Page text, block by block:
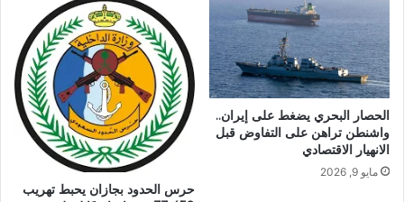
الحصار البحري يضغط على إيران..
واشنطن تراهن على التفاوض قبل
الانهيار الاقتصادي
مايو 9, 2026
حرس الحدود بجازان يحبط تهريب